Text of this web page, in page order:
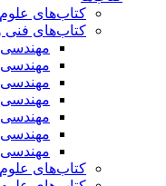
کتاب‌های علوم
کتاب‌های فنی
مهندسی
مهندسی
مهندسی
کتاب‌های